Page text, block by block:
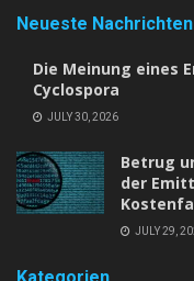
Neueste Nachrichten
Die Meinung eines
Cyclospora
JULY 30, 2026
Betrug
der
JULY 29,